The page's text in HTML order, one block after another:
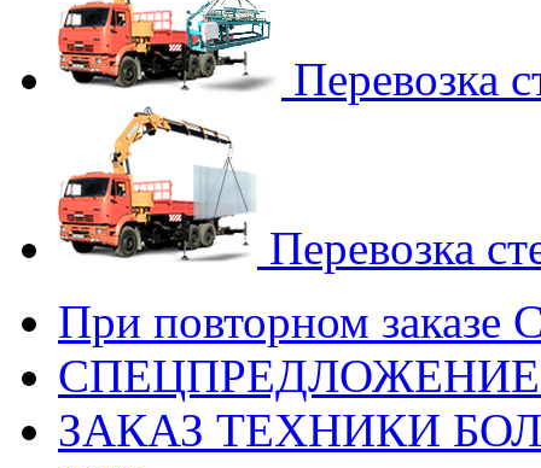
Перевозка
Перевозка
При повторном заказе
ЗАКАЗ ТЕХНИКИ